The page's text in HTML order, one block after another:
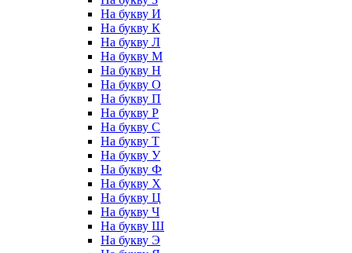
На букву И
На букву К
На букву Л
На букву М
На букву Н
На букву О
На букву П
На букву Р
На букву С
На букву Т
На букву У
На букву Ф
На букву Х
На букву Ц
На букву Ч
На букву Ш
На букву Э